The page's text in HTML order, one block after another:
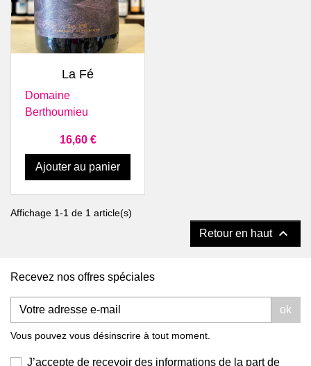
La Fé
Domaine
Berthoumieu
Prix
16,60 €
Ajouter au panier
Affichage 1-1 de 1 article(s)
Retour en haut 
Recevez nos offres spéciales
ok
Vous pouvez vous désinscrire à tout moment.
J’accepte de recevoir des informations de la part de